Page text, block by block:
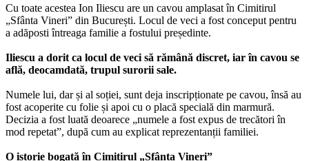
Cu toate acestea Ion Iliescu are un cavou amplasat în Cimitirul
„Sfânta Vineri” din București. Locul de veci a fost conceput pentru
a adăposti întreaga familie a fostului președinte.
Iliescu a dorit ca locul de veci să rămână discret, iar în cavou se
află, deocamdată, trupul surorii sale.
Numele lui, dar și al soției, sunt deja inscripționate pe cavou, însă au
fost acoperite cu folie și apoi cu o placă specială din marmură.
Decizia a fost luată deoarece „numele a fost expus de trecători în
mod repetat”, după cum au explicat reprezentanții familiei.
O istorie bogată în Cimitirul „Sfânta Vineri”